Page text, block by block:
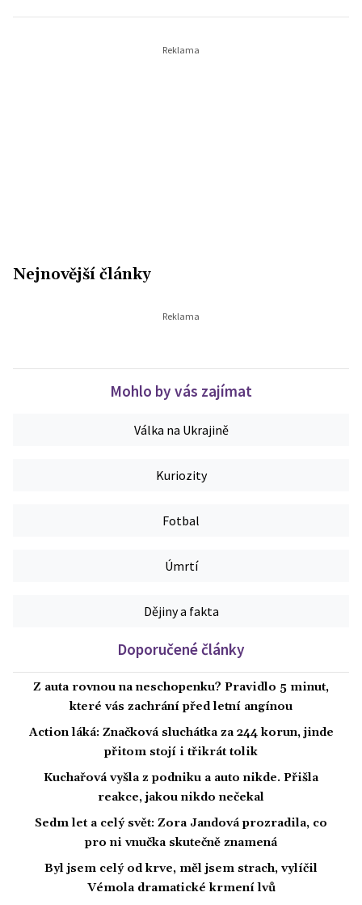
Nejnovější články
Mohlo by vás zajímat
Válka na Ukrajině
Kuriozity
Fotbal
Úmrtí
Dějiny a fakta
Doporučené články
Z auta rovnou na neschopenku? Pravidlo 5 minut,
které vás zachrání před letní angínou
Action láká: Značková sluchátka za 244 korun, jinde
přitom stojí i třikrát tolik
Kuchařová vyšla z podniku a auto nikde. Přišla
reakce, jakou nikdo nečekal
Sedm let a celý svět: Zora Jandová prozradila, co
pro ni vnučka skutečně znamená
Byl jsem celý od krve, měl jsem strach, vylíčil
Vémola dramatické krmení lvů